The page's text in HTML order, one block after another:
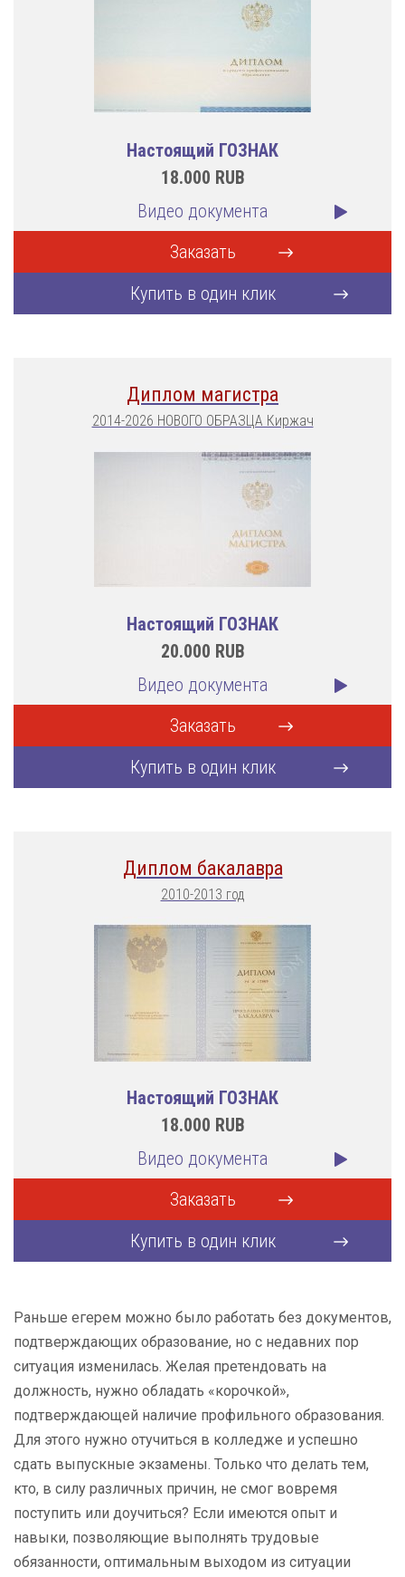
Настоящий ГОЗНАК
18.000 RUB
Видео документа
Заказать
Купить в один клик
Диплом магистра
2014-2026 НОВОГО ОБРАЗЦА Киржач
Настоящий ГОЗНАК
20.000 RUB
Видео документа
Заказать
Купить в один клик
Диплом бакалавра
2010-2013 год
Настоящий ГОЗНАК
18.000 RUB
Видео документа
Заказать
Купить в один клик
Раньше егерем можно было работать без документов,
подтверждающих образование, но с недавних пор
ситуация изменилась. Желая претендовать на
должность, нужно обладать «корочкой»,
подтверждающей наличие профильного образования.
Для этого нужно отучиться в колледже и успешно
сдать выпускные экзамены. Только что делать тем,
кто, в силу различных причин, не смог вовремя
поступить или доучиться? Если имеются опыт и
навыки, позволяющие выполнять трудовые
обязанности, оптимальным выходом из ситуации